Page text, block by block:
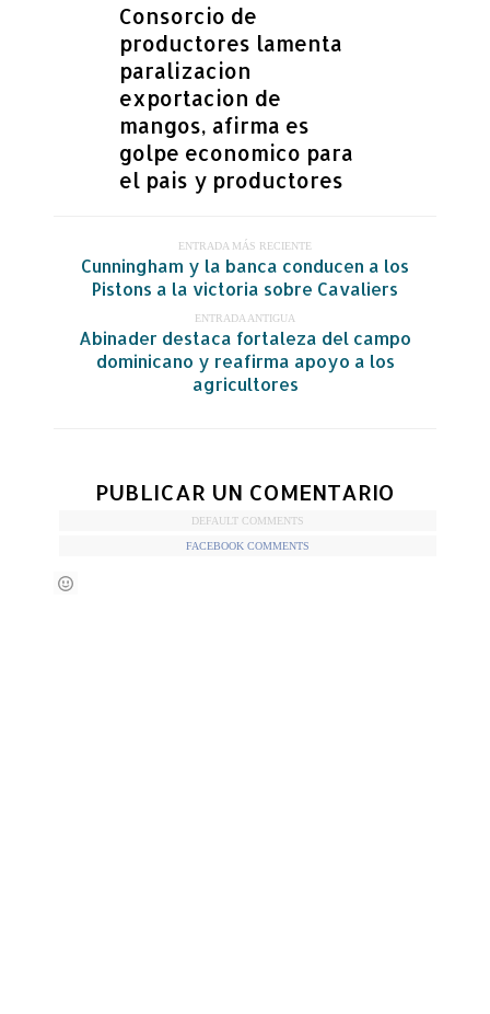
Consorcio de
productores lamenta
paralizacion
exportacion de
mangos, afirma es
golpe economico para
el pais y productores
ENTRADA MÁS RECIENTE
Cunningham y la banca conducen a los
Pistons a la victoria sobre Cavaliers
ENTRADA ANTIGUA
Abinader destaca fortaleza del campo
dominicano y reafirma apoyo a los
agricultores
PUBLICAR UN COMENTARIO
DEFAULT COMMENTS
FACEBOOK COMMENTS